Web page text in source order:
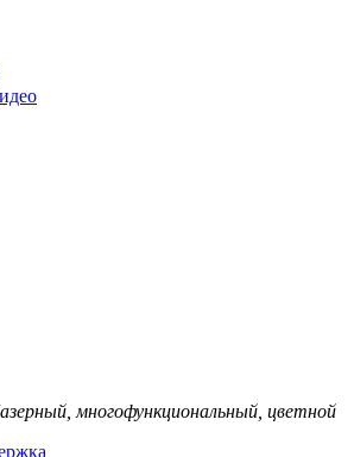
многофункциональный, цветной